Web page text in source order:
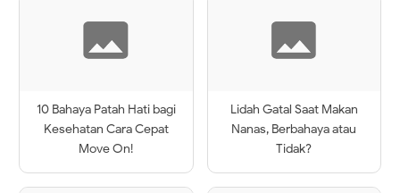
10 Bahaya Patah Hati bagi
Kesehatan Cara Cepat
Move On!
Lidah Gatal Saat Makan
Nanas, Berbahaya atau
Tidak?